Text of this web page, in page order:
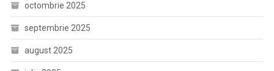
octombrie 2025
septembrie 2025
august 2025